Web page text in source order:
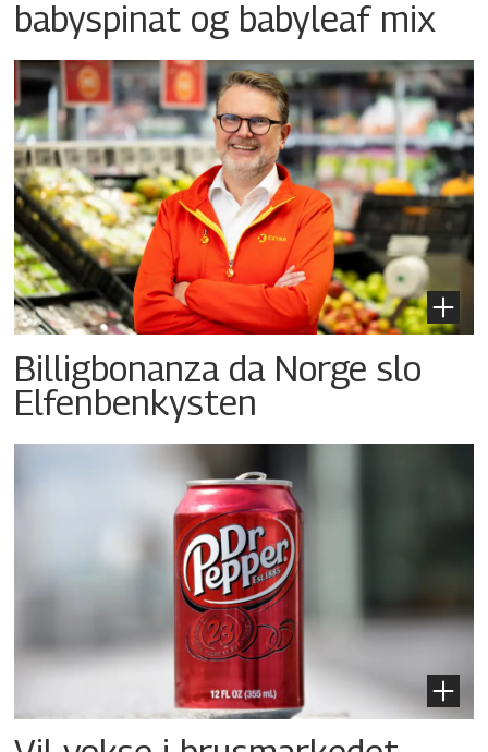
babyspinat og babyleaf mix
Billigbonanza da Norge slo
Elfenbenkysten